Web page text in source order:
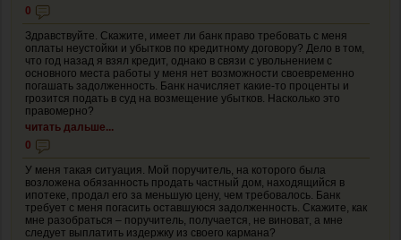
0
Здравствуйте. Скажите, имеет ли банк право требовать с меня
оплаты неустойки и убытков по кредитному договору? Дело в том,
что год назад я взял кредит, однако в связи с увольнением с
основного места работы у меня нет возможности своевременно
погашать задолженность. Банк начисляет какие-то проценты и
грозится подать в суд на возмещение убытков. Насколько это
правомерно?
читать дальше...
0
У меня такая ситуация. Мой поручитель, на которого была
возложена обязанность продать частный дом, находящийся в
ипотеке, продал его за меньшую цену, чем требовалось. Банк
требует с меня погасить оставшуюся задолженность. Скажите, как
мне разобраться – поручитель, получается, не виноват, а мне
следует выплатить издержку из своего кармана?